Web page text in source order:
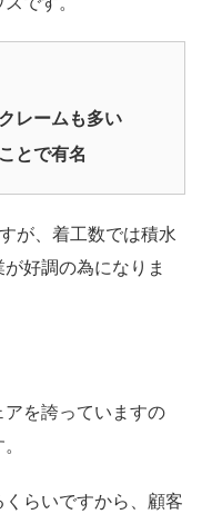
レームも多い
とで有名
が、着工数では積水
好調の為になりま
を誇っていますの
らいですから、顧客